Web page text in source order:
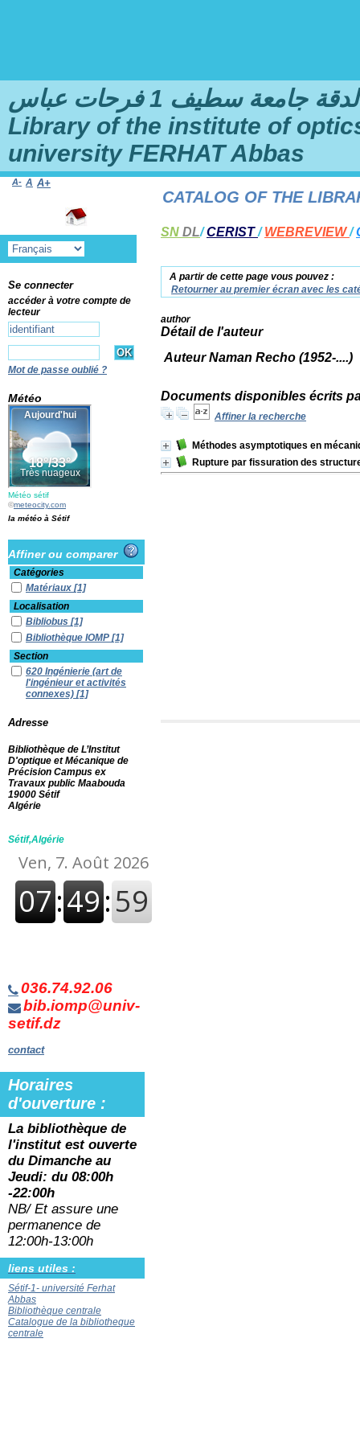
سطيف 1 فرحات عباس
Library of the institute of
university FERHAT Abbas
SN DL/CERIST/WEBREVIEW/
A partir de cette page vous pouvez :
Retourner au premier écran avec les
author
Détail de l'auteur
Auteur Naman Recho (1952-....)
Documents disponibles écrits
Affiner la recherche
Méthodes asymptotiques en
Rupture par fissuration des
TO THE ONLINE CATALOG OF THE
A- A A+
Se connecter
accéder à votre compte de
lecteur
Mot de passe oublié ?
Météo
Météo sétif
©meteocity.com
la météo à Sétif
Affiner ou comparer
Catégories
Matériaux [1]
Localisation
Bibliobus [1]
Bibliothèque IOMP [1]
Section
620 Ingénierie (art de
l'ingénieur et activités
connexes) [1]
Adresse
Bibliothèque de L’Institut
D'optique et Mécanique de
Précision Campus ex
Travaux public Maabouda
19000 Sétif
Algérie
Sétif,Algérie
036.74.92.06
bib.iomp@univ-
setif.dz
contact
Horaires
d'ouverture :
La bibliothèque de
l'institut est ouverte
du Dimanche au
Jeudi: du 08:00h
-22:00h
NB/ Et assure une
permanence de
12:00h-13:00h
liens utiles :
Sétif-1- université Ferhat
Abbas
Bibliothèque centrale
Catalogue de la bibliotheque
centrale